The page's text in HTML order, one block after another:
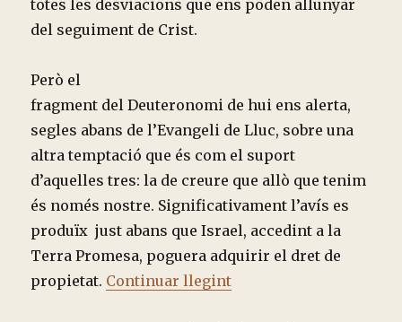
totes les desviacions que ens poden allunyar
del seguiment de Crist.
Però el
fragment del Deuteronomi de hui ens alerta,
segles abans de l’Evangeli de Lluc, sobre una
altra temptació que és com el suport
d’aquelles tres: la de creure que allò que tenim
és només nostre. Significativament l’avís es
produïx just abans que Israel, accedint a la
Terra Promesa, poguera adquirir el dret de
propietat. Continuar llegint“TRES MINUTS AMB